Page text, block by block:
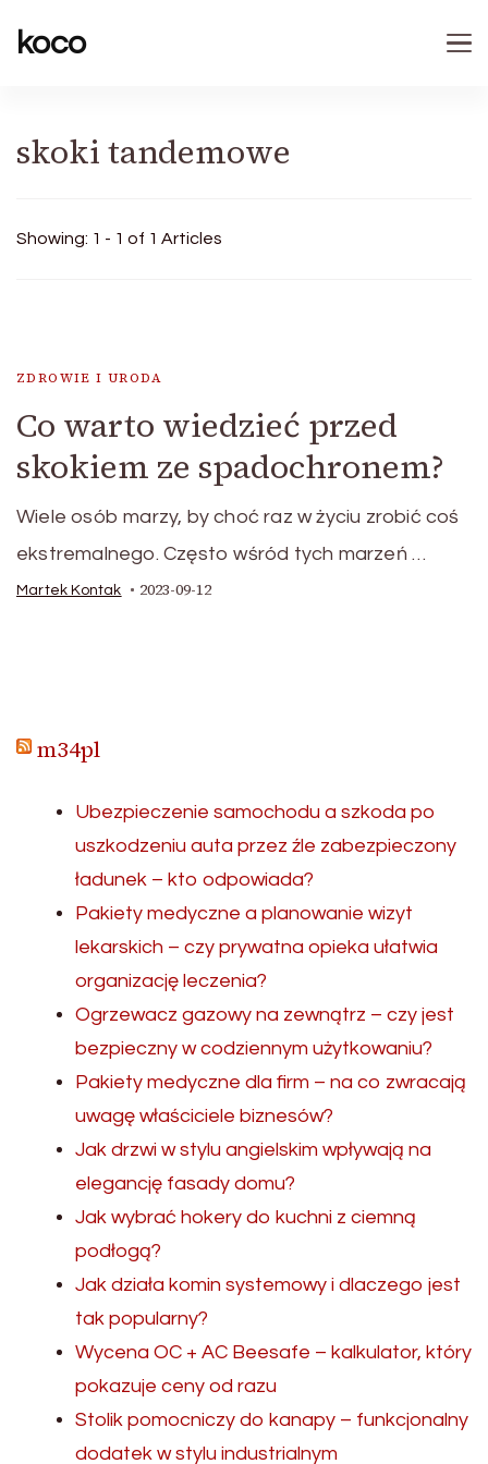
koco
skoki tandemowe
Showing: 1 - 1 of 1 Articles
ZDROWIE I URODA
Co warto wiedzieć przed
skokiem ze spadochronem?
Wiele osób marzy, by choć raz w życiu zrobić coś
ekstremalnego. Często wśród tych marzeń …
Martek Kontak 2023-09-12
m34pl
Ubezpieczenie samochodu a szkoda po
uszkodzeniu auta przez źle zabezpieczony
ładunek – kto odpowiada?
Pakiety medyczne a planowanie wizyt
lekarskich – czy prywatna opieka ułatwia
organizację leczenia?
Ogrzewacz gazowy na zewnątrz – czy jest
bezpieczny w codziennym użytkowaniu?
Pakiety medyczne dla firm – na co zwracają
uwagę właściciele biznesów?
Jak drzwi w stylu angielskim wpływają na
elegancję fasady domu?
Jak wybrać hokery do kuchni z ciemną
podłogą?
Jak działa komin systemowy i dlaczego jest
tak popularny?
Wycena OC + AC Beesafe – kalkulator, który
pokazuje ceny od razu
Stolik pomocniczy do kanapy – funkcjonalny
dodatek w stylu industrialnym